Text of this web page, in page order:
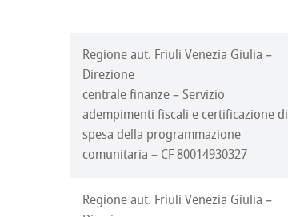
Regione aut. Friuli Venezia Giulia –
Direzione
centrale finanze – Servizio
adempimenti fiscali e certificazione di
spesa della programmazione
comunitaria – CF 80014930327
Regione aut. Friuli Venezia Giulia –